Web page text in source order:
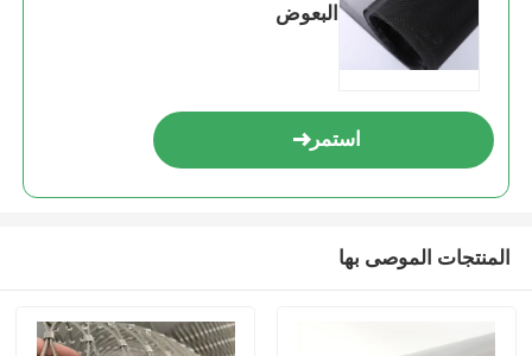
البعوض
استمر
المنتجات الموصى بها